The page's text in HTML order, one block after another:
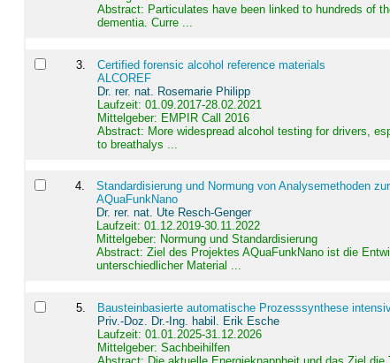
Abstract: Particulates have been linked to hundreds of
dementia. Curre ...
3.
Certified forensic alcohol reference materials
ALCOREF
Dr. rer. nat. Rosemarie Philipp
Laufzeit: 01.09.2017-28.02.2021
Mittelgeber: EMPIR Call 2016
Abstract: More widespread alcohol testing for drivers,
to breathalys ...
4.
Standardisierung und Normung von Analysemethoden
AQuaFunkNano
Dr. rer. nat. Ute Resch-Genger
Laufzeit: 01.12.2019-30.11.2022
Mittelgeber: Normung und Standardisierung
Abstract:Ziel des Projektes AQuaFunkNano ist die
unterschiedlicher Material ...
5.
Bausteinbasierte automatische Prozesssynthese
Priv.-Doz. Dr.-Ing. habil. Erik Esche
Laufzeit: 01.01.2025-31.12.2026
Mittelgeber: Sachbeihilfen